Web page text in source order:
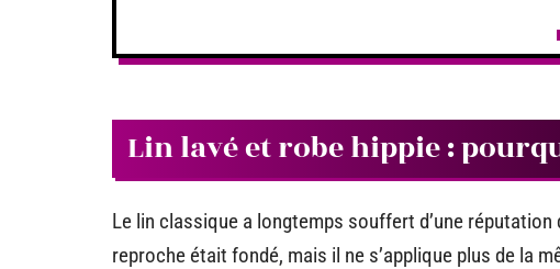
Lin lavé et robe hippie :
Le lin classique a longtemps souffert d’une
reproche était fondé, mais il ne s’applique plus de la